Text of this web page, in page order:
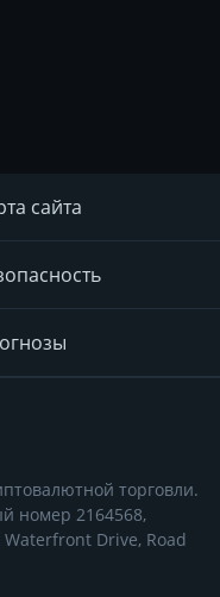
сайта
торговли.
номер 2164568,
Waterfront Drive, Road